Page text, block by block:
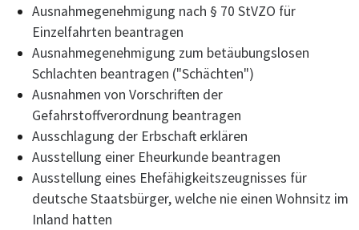
Ausnahmegenehmigung nach § 70 StVZO für
Einzelfahrten beantragen
Ausnahmegenehmigung zum betäubungslosen
Schlachten beantragen ("Schächten")
Ausnahmen von Vorschriften der
Gefahrstoffverordnung beantragen
Ausschlagung der Erbschaft erklären
Ausstellung einer Eheurkunde beantragen
Ausstellung eines Ehefähigkeitszeugnisses für
deutsche Staatsbürger, welche nie einen Wohnsitz im
Inland hatten